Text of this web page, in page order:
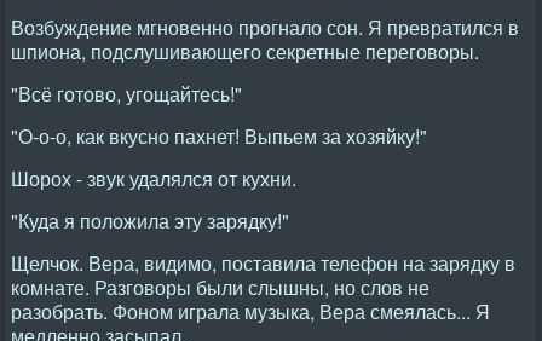
Возбуждение мгновенно прогнало сон. Я превратился в
шпиона, подслушивающего секретные переговоры.
"Всё готово, угощайтесь!"
"О-о-о, как вкусно пахнет! Выпьем за хозяйку!"
Шорох - звук удалялся от кухни.
"Куда я положила эту зарядку!"
Щелчок. Вера, видимо, поставила телефон на зарядку в
комнате. Разговоры были слышны, но слов не
разобрать. Фоном играла музыка, Вера смеялась... Я